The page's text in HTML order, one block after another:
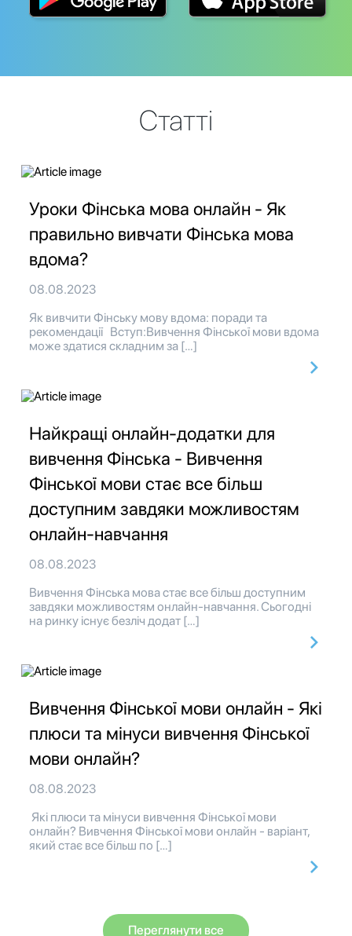
Статті
Уроки Фінська мова онлайн - Як
правильно вивчати Фінська мова
вдома?
08.08.2023
Як вивчити Фінську мову вдома: поради та
рекомендації Вступ:Вивчення Фінської мови вдома
може здатися складним за […]
Найкращі онлайн-додатки для
вивчення Фінська - Вивчення
Фінської мови стає все більш
доступним завдяки можливостям
онлайн-навчання
08.08.2023
Вивчення Фінська мова стає все більш доступним
завдяки можливостям онлайн-навчання. Сьогодні
на ринку існує безліч додат […]
Вивчення Фінської мови онлайн - Які
плюси та мінуси вивчення Фінської
мови онлайн?
08.08.2023
Які плюси та мінуси вивчення Фінської мови
онлайн? Вивчення Фінської мови онлайн - варіант,
який стає все більш по […]
Переглянути все